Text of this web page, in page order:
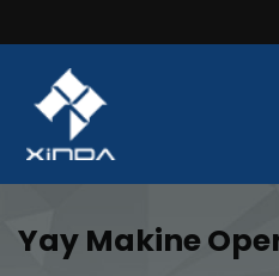
Yay Makine